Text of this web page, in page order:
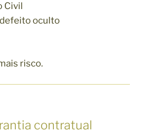
Civil
oculto
risco.
contratual